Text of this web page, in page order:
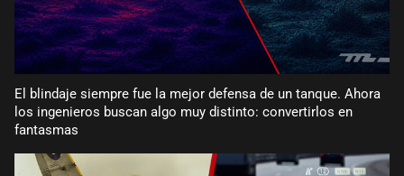
El blindaje siempre fue la mejor defensa de un tanque. Ahora
los ingenieros buscan algo muy distinto: convertirlos en
fantasmas